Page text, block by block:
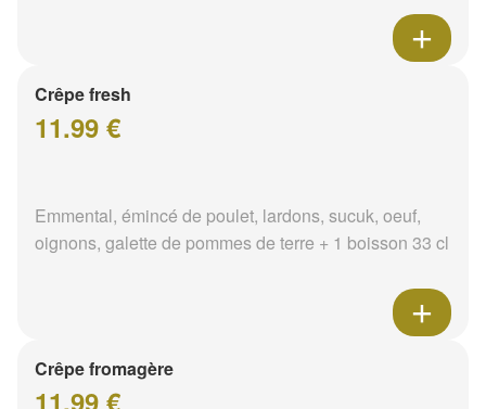
Crêpe fresh
11.99 €
Emmental, émincé de poulet, lardons, sucuk, oeuf,
oignons, galette de pommes de terre + 1 boisson 33 cl
Crêpe fromagère
11.99 €